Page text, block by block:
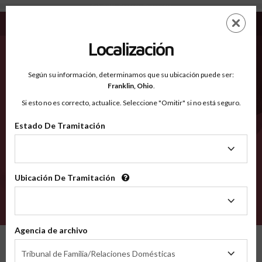
Cabell WV - Condados Reconocidos
EN
Condados Reconocidos
2600
Localización
Según su información, determinamos que su ubicación puede ser:
Franklin, Ohio.
Si esto no es correcto, actualice. Seleccione "Omitir" si no está seguro.
Estado De Tramitación
Tramitación
Ubicación De Tramitación
Tramitación
Agencia de archivo
Tribunal de Familia/Relaciones Domésticas
de